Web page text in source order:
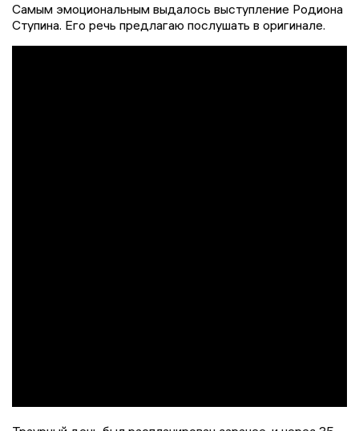
Самым эмоциональным выдалось выступление Родиона
Ступина. Его речь предлагаю послушать в оригинале.